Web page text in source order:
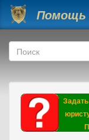
Перейти к основному
Помощь
Форма
Поиск